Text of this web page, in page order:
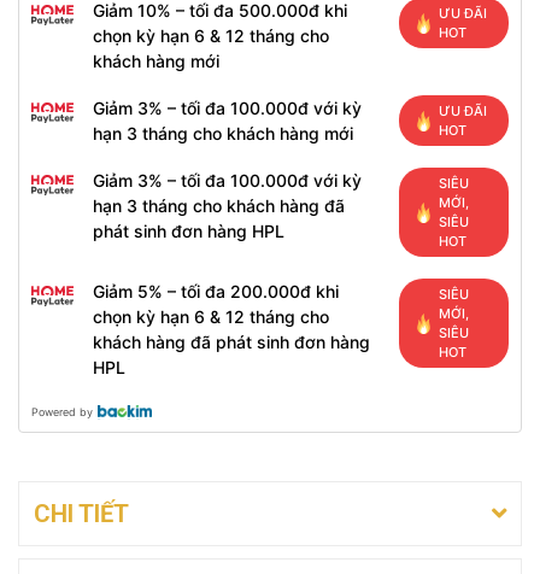
Giảm 10% – tối đa 500.000đ khi
chọn kỳ hạn 6 & 12 tháng cho
khách hàng mới
ƯU ĐÃI
HOT
Giảm 3% – tối đa 100.000đ với kỳ
hạn 3 tháng cho khách hàng mới
ƯU ĐÃI
HOT
Giảm 3% – tối đa 100.000đ với kỳ
hạn 3 tháng cho khách hàng đã
phát sinh đơn hàng HPL
SIÊU
MỚI,
SIÊU
HOT
Giảm 5% – tối đa 200.000đ khi
chọn kỳ hạn 6 & 12 tháng cho
khách hàng đã phát sinh đơn hàng
HPL
SIÊU
MỚI,
SIÊU
HOT
Powered by
CHI TIẾT